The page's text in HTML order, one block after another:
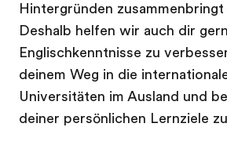
Hintergründen
Deshalb helfen wir auch dir
Englischkenntnisse zu
deinem Weg in die
Universitäten im Ausland und
deiner persönlichen Lernziele